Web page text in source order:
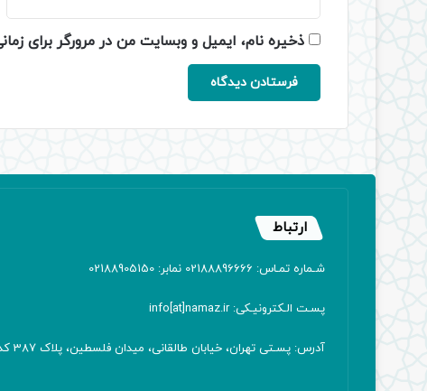
ذخیره نام، ایمیل و وبسایت من در مرورگر برای
ارتباط
شـماره تمـاس: 02188896666 نمابر: 02188905150
پسـت الـکترونیـکی: info[at]namaz.ir
آدرس: پسـتی تهران، خیابان طالقانی، میدان فلسطین، پلاک 387 کدپستی: ۱۴۱۶۷۱۳۸۱۱